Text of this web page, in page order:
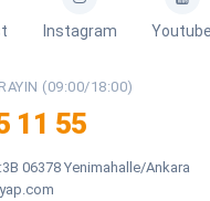
Instagram
(09:00/18:00)
11 55
06378 Yenimahalle/Ankara